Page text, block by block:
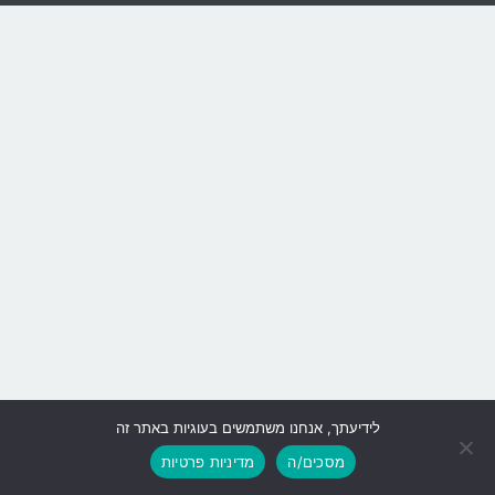
גלילה
לראש
לידיעתך, אנחנו משתמשים בעוגיות באתר זה
מסכים/ה
מדיניות פרטיות